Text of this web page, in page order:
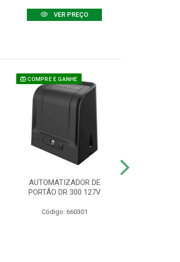
VER PREÇO
COMPRE E GANHE
AUTOMATIZADOR DE
PORTÃO DR 300 127V
Código: 660301